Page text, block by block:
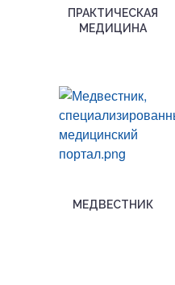
ПРАКТИЧЕСКАЯ
МЕДИЦИНА
МЕДВЕСТНИК